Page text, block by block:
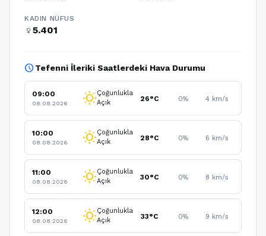
KADIN NÜFUS
female 5.401
scheduleTefenni İleriki Saatlerdeki Hava Durumu
09:00
08.08.2026 wb_sunnyÇoğunlukla
Açık
26°C 0% 4 km/s
10:00
08.08.2026 wb_sunnyÇoğunlukla
Açık
28°C 0% 6 km/s
11:00
08.08.2026 wb_sunnyÇoğunlukla
Açık
30°C 0% 8 km/s
12:00
08.08.2026 wb_sunnyÇoğunlukla
Açık
33°C 0% 9 km/s